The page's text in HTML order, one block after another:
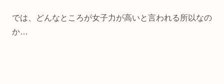
では、どんなところが女子力が高いと言われる所以なの
か…